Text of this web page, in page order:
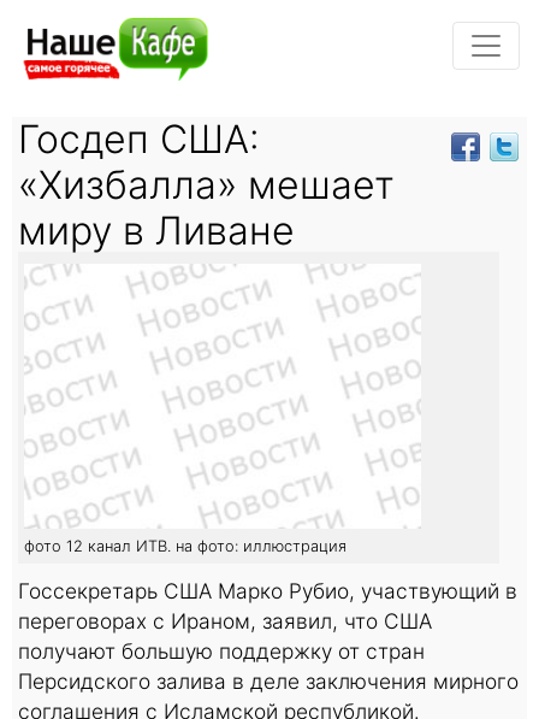
Госдеп США:
«Хизбалла» мешает
миру в Ливане
фото 12 канал ИТВ. на фото: иллюстрация
Госсекретарь США Марко Рубио, участвующий в
переговорах с Ираном, заявил, что США
получают большую поддержку от стран
Персидского залива в деле заключения мирного
соглашения с Исламской республикой.